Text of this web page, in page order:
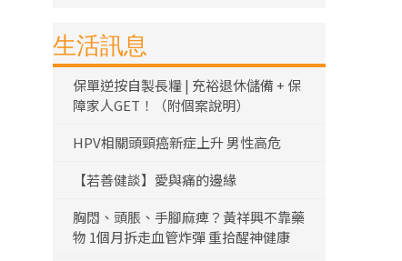
生活訊息
保單逆按自製長糧 | 充裕退休儲備 + 保
障家人GET！（附個案說明）
HPV相關頭頸癌新症上升 男性高危
【若善健談】愛與痛的邊緣
胸悶、頭脹、手腳麻痺？黃祥興不靠藥
物 1個月拆走血管炸彈 重拾醒神健康